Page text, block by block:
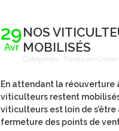
29
Avr
NOS
MOBILISÉS
Catégories : Travail en
En attendant la réouverture
viticulteurs restent
viticulteurs est loin de
fermeture des points de